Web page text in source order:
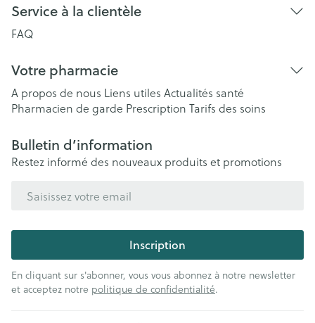
Service à la clientèle
FAQ
Votre pharmacie
A propos de nous Liens utiles Actualités santé
Pharmacien de garde Prescription Tarifs des soins
Bulletin d’information
Restez informé des nouveaux produits et promotions
Inscription
En cliquant sur s'abonner, vous vous abonnez à notre newsletter
et acceptez notre politique de confidentialité.